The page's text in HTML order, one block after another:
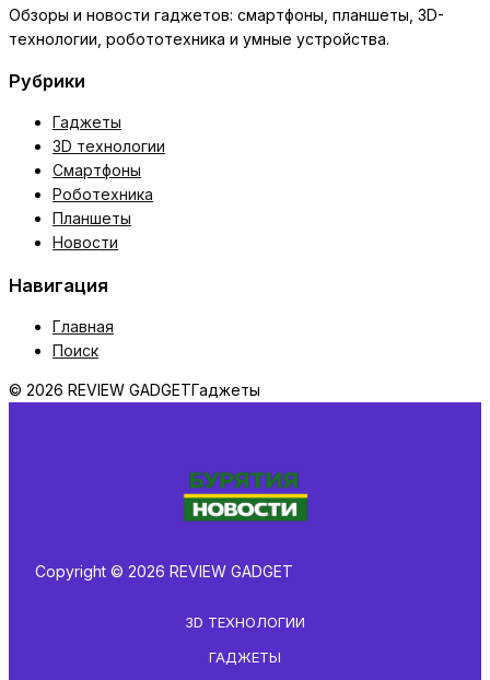
Обзоры и новости гаджетов: смартфоны, планшеты, 3D-
технологии, робототехника и умные устройства.
Рубрики
Гаджеты
3D технологии
Смартфоны
Роботехника
Планшеты
Новости
Навигация
Главная
Поиск
© 2026 REVIEW GADGETГаджеты
Copyright © 2026 REVIEW GADGET
3D ТЕХНОЛОГИИ
ГАДЖЕТЫ